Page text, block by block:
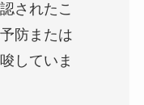
されたこ
防または
していま